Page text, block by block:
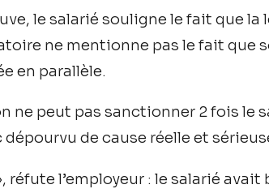
le salarié souligne le fait que
ne mentionne pas le fait que
en parallèle.
ne peut pas sanctionner 2 fois
dépourvu de cause réelle et
réfute l’employeur : le salarié